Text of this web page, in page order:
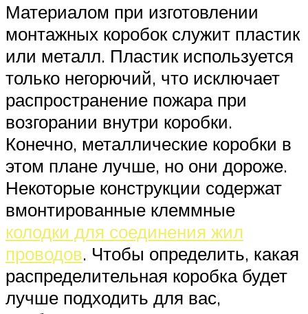
Материалом при изготовлении
монтажных коробок служит пластик
или металл. Пластик используется
только негорючий, что исключает
распространение пожара при
возгорании внутри коробки.
Конечно, металлические коробки в
этом плане лучше, но они дороже.
Некоторые конструкции содержат
вмонтированные клеммные
колодки для соединения жил
проводов. Чтобы определить, какая
распределительная коробка будет
лучше подходить для вас,